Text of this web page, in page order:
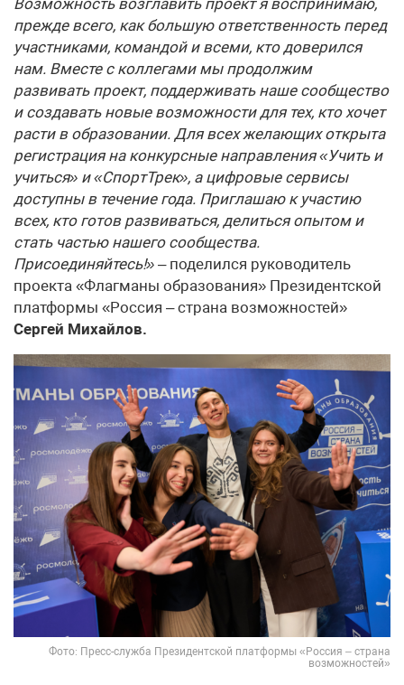
прежде всего, как большую ответственность перед
участниками, командой и всеми, кто доверился
нам. Вместе с коллегами мы продолжим
развивать проект, поддерживать наше сообщество
и создавать новые возможности для тех, кто хочет
расти в образовании. Для всех желающих открыта
регистрация на конкурсные направления «Учить и
учиться» и «СпортТрек», а цифровые сервисы
доступны в течение года. Приглашаю к участию
всех, кто готов развиваться, делиться опытом и
стать частью нашего сообщества.
Присоединяйтесь!» – поделился руководитель
проекта «Флагманы образования» Президентской
платформы «Россия – страна возможностей»
Сергей Михайлов.
Фото: Пресс-служба Президентской платформы «Россия – страна
возможностей»